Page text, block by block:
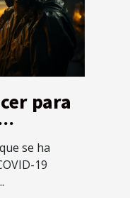
para
se ha
19